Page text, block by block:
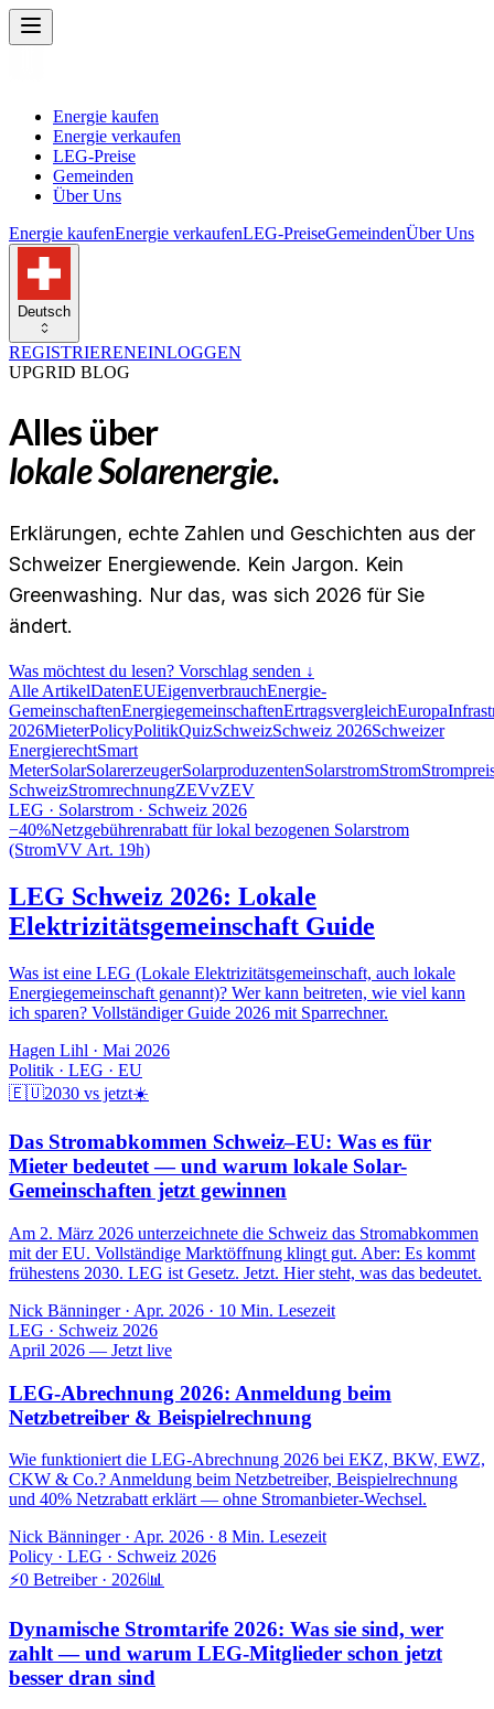
Energie kaufen
Energie verkaufen
LEG-Preise
Gemeinden
Über Uns
Energie kaufenEnergie verkaufenLEG-PreiseGemeindenÜber Uns
Deutsch
REGISTRIERENEINLOGGEN
UPGRID BLOG
Alles über
lokale Solarenergie.
Erklärungen, echte Zahlen und Geschichten aus der
Schweizer Energiewende. Kein Jargon. Kein
Greenwashing. Nur das, was sich 2026 für Sie
ändert.
Was möchtest du lesen? Vorschlag senden ↓
Alle ArtikelDatenEUEigenverbrauchEnergie-
GemeinschaftenEnergiegemeinschaftenErtragsvergleichEuropa
2026MieterPolicyPolitikQuizSchweizSchweiz 2026Schweizer
EnergierechtSmart
MeterSolarSolarerzeugerSolarproduzentenSolarstromStrom
SchweizStromrechnungZEVvZEV
LEG · Solarstrom · Schweiz 2026
−40%Netzgebührenrabatt für lokal bezogenen Solarstrom
(StromVV Art. 19h)
LEG Schweiz 2026: Lokale
Elektrizitätsgemeinschaft Guide
Was ist eine LEG (Lokale Elektrizitätsgemeinschaft, auch lokale
Energiegemeinschaft genannt)? Wer kann beitreten, wie viel kann
ich sparen? Vollständiger Guide 2026 mit Sparrechner.
Hagen Lihl · Mai 2026
Politik · LEG · EU
🇪🇺2030 vs jetzt☀️
Das Stromabkommen Schweiz–EU: Was es für
Mieter bedeutet — und warum lokale Solar-
Gemeinschaften jetzt gewinnen
Am 2. März 2026 unterzeichnete die Schweiz das Stromabkommen
mit der EU. Vollständige Marktöffnung klingt gut. Aber: Es kommt
frühestens 2030. LEG ist Gesetz. Jetzt. Hier steht, was das bedeutet.
Nick Bänninger· Apr. 2026 · 10 Min. Lesezeit
LEG · Schweiz 2026
April 2026 — Jetzt live
LEG-Abrechnung 2026: Anmeldung beim
Netzbetreiber & Beispielrechnung
Wie funktioniert die LEG-Abrechnung 2026 bei EKZ, BKW, EWZ,
CKW & Co.? Anmeldung beim Netzbetreiber, Beispielrechnung
und 40% Netzrabatt erklärt — ohne Stromanbieter-Wechsel.
Nick Bänninger· Apr. 2026 · 8 Min. Lesezeit
Policy · LEG · Schweiz 2026
⚡0 Betreiber · 2026📊
Dynamische Stromtarife 2026: Was sie sind, wer
zahlt — und warum LEG-Mitglieder schon jetzt
besser dran sind